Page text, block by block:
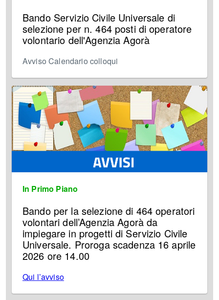
Bando Servizio Civile Universale di
selezione per n. 464 posti di operatore
volontario dell'Agenzia Agorà
Avviso Calendario colloqui
In Primo Piano
Bando per la selezione di 464 operatori
volontari dell’Agenzia Agorà da
impiegare in progetti di Servizio Civile
Universale. Proroga scadenza 16 aprile
2026 ore 14.00
Qui l’avviso